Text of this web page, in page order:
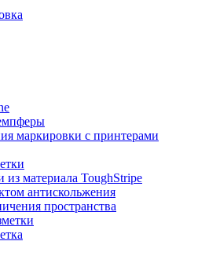
маркировки с принтерами
из материала ToughStripe
антискольжения
пространства